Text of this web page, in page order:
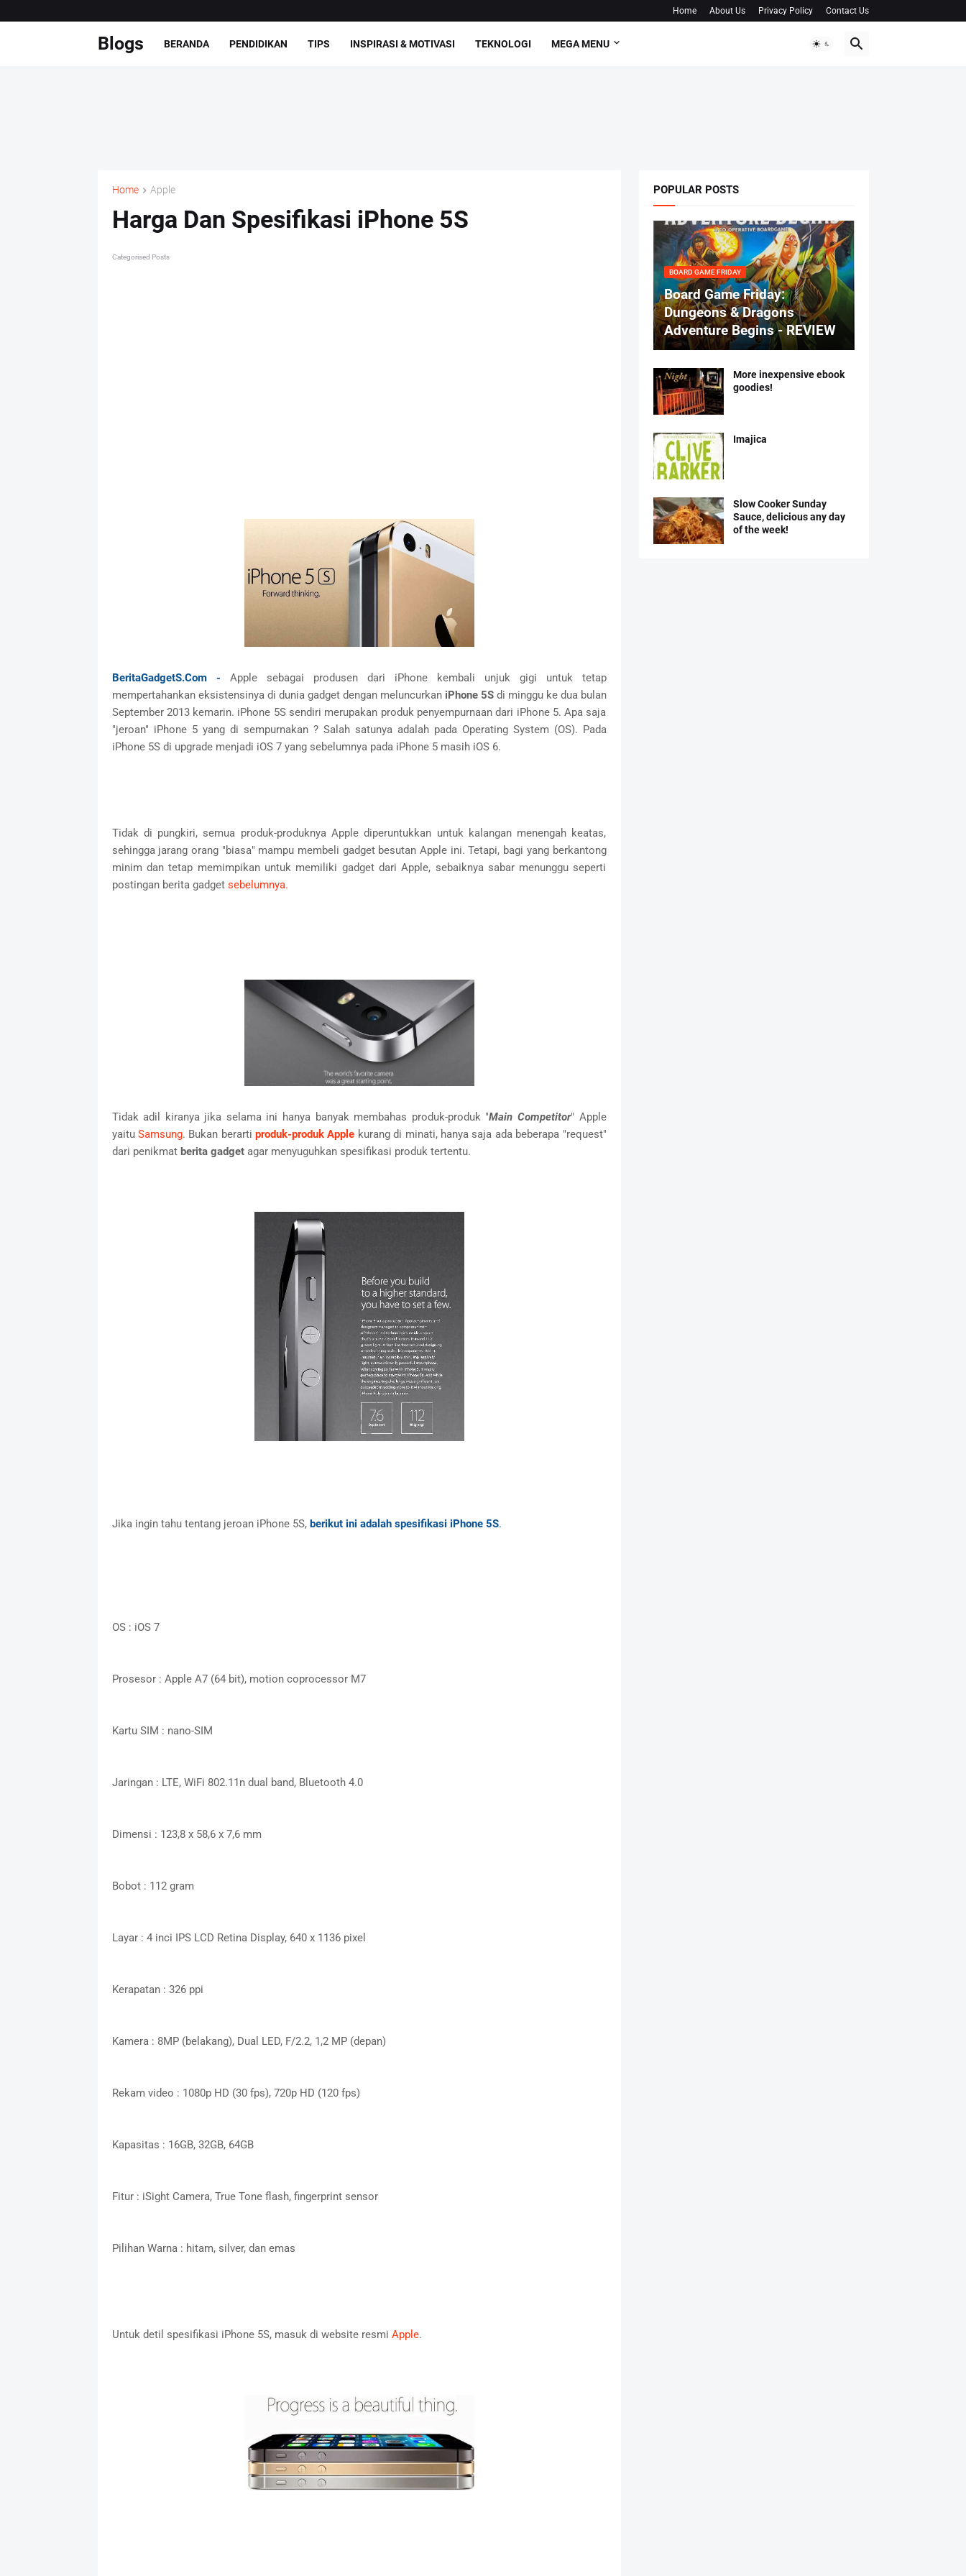
Home About Us Privacy Policy Contact Us
Blogs BERANDA PENDIDIKAN TIPS INSPIRASI & MOTIVASI TEKNOLOGI MEGA MENU
Home Apple
Harga Dan Spesifikasi iPhone 5S
Categorised Posts
BeritaGadgetS.Com -
Apple sebagai produsen dari iPhone kembali unjuk gigi untuk tetap
mempertahankan eksistensinya di dunia gadget dengan meluncurkan iPhone 5Sdi minggu ke dua bulan
September 2013 kemarin. iPhone 5S sendiri merupakan produk penyempurnaan dari iPhone 5. Apa saja
"jeroan" iPhone 5 yang di sempurnakan ? Salah satunya adalah pada Operating System (OS). Pada
iPhone 5S di upgrade menjadi iOS 7 yang sebelumnya pada iPhone 5 masih iOS 6.
Tidak di pungkiri, semua produk-produknya Apple diperuntukkan untuk kalangan menengah keatas,
sehingga jarang orang "biasa" mampu membeli gadget besutan Apple ini. Tetapi, bagi yang berkantong
minim dan tetap memimpikan untuk memiliki gadget dari Apple, sebaiknya sabar menunggu seperti
postingan berita gadget sebelumnya.
Tidak adil kiranya jika selama ini hanya banyak membahas produk-produk "Main Competitor" Apple
yaitu Samsung. Bukan berartiproduk-produk Apple kurang di minati, hanya saja ada beberapa "request"
dari penikmat berita gadgetagar menyuguhkan spesifikasi produk tertentu.
Jika ingin tahu tentang jeroan iPhone 5S, berikut ini adalah spesifikasi iPhone 5S.
OS : iOS 7
Prosesor : Apple A7 (64 bit), motion coprocessor M7
Kartu SIM : nano-SIM
Jaringan : LTE, WiFi 802.11n dual band, Bluetooth 4.0
Dimensi : 123,8 x 58,6 x 7,6 mm
Bobot : 112 gram
Layar : 4 inci IPS LCD Retina Display, 640 x 1136 pixel
Kerapatan : 326 ppi
Kamera : 8MP (belakang), Dual LED, F/2.2, 1,2 MP (depan)
Rekam video : 1080p HD (30 fps), 720p HD (120 fps)
Kapasitas : 16GB, 32GB, 64GB
Fitur : iSight Camera, True Tone flash, fingerprint sensor
Pilihan Warna : hitam, silver, dan emas
Untuk detil spesifikasi iPhone 5S, masuk di website resmi Apple.
POPULAR POSTS
BOARD GAME FRIDAY
Board Game Friday:
Dungeons & Dragons
Adventure Begins - REVIEW
More inexpensive ebook
goodies!
Imajica
Slow Cooker Sunday
Sauce, delicious any day
of the week!